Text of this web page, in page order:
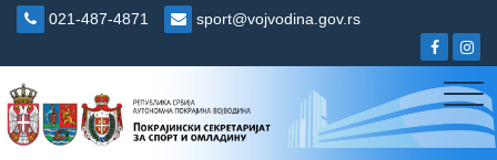
Skip
021-487-4871 sport@vojvodina.gov.rs